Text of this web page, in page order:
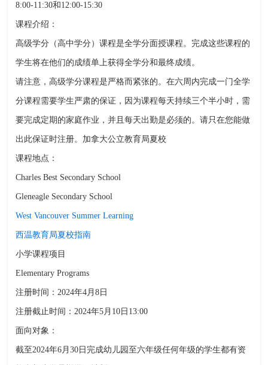
8:00-11:30和12:00-15:30
课程介绍：
高级学分（高中学分）课程是全学分面授课程。完成这些课程的
学生将在他们的成绩单上获得全学分和最终成绩。
请注意，高级学分课程是严格而紧张的。在六周内完成一门全学
分课程需要学生严肃的保证，因为课程每天持续三个半小时，需
要完成定期的家庭作业，并且每天出勤是必须的。请只在您能做
出此保证时注册。加拿大公立教育局夏校
课程地点：
Charles Best Secondary School
Gleneagle Secondary School
West Vancouver Summer Learning
西温教育局夏校指南
小学课程项目
Elementary Programs
注册时间：2024年4月8日
注册截止时间：2024年5月10日13:00
面向对象：
截至2024年6月30日完成幼儿园至六年级任何年级的学生都有资